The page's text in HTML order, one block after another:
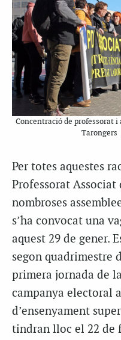
Concentració de professorat
Tarongers
Per totes aquestes
Professorat Associat
nombroses
s’ha convocat una
aquest 29 de gener.
segon quadrimestre
primera jornada de
campanya electoral
d’ensenyament
tindran lloc el 22 de